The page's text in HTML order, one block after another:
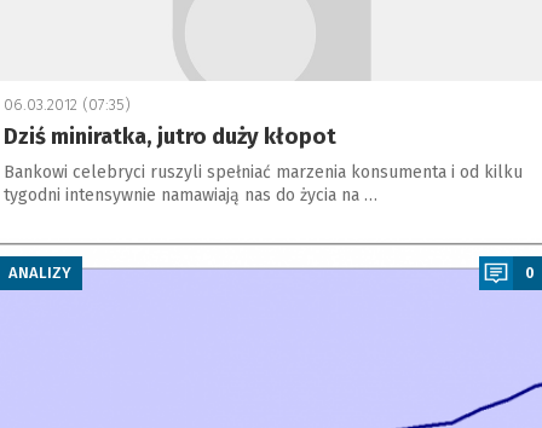
06.03.2012 (07:35)
Dziś miniratka, jutro duży kłopot
Bankowi celebryci ruszyli spełniać marzenia konsumenta i od kilku
tygodni intensywnie namawiają nas do życia na …
ANALIZY 0